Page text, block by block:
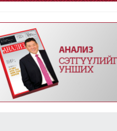
тогтоолын төслүүдийг анхны
шилжүүлэв
2363
Хурал - Энэ долоо хоногт /2019.01.07-
3233
долоо хоногийн үйл ажиллагааны
/2019.01.14-01.18/